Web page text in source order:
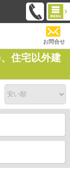
お問合せ
住宅以外建